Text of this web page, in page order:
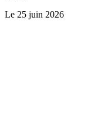
Le 25 juin 2026